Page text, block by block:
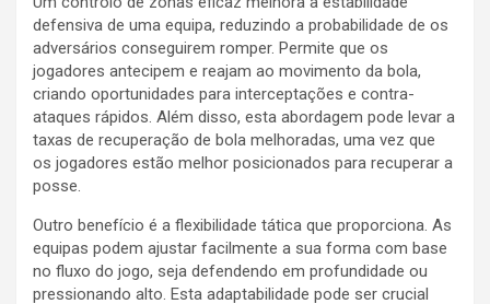
defensiva de uma equipa, reduzindo a probabilidade de os
adversários conseguirem romper. Permite que os
jogadores antecipem e reajam ao movimento da bola,
criando oportunidades para interceptações e contra-
ataques rápidos. Além disso, esta abordagem pode levar a
taxas de recuperação de bola melhoradas, uma vez que
os jogadores estão melhor posicionados para recuperar a
posse.
Outro benefício é a flexibilidade tática que proporciona. As
equipas podem ajustar facilmente a sua forma com base
no fluxo do jogo, seja defendendo em profundidade ou
pressionando alto. Esta adaptabilidade pode ser crucial